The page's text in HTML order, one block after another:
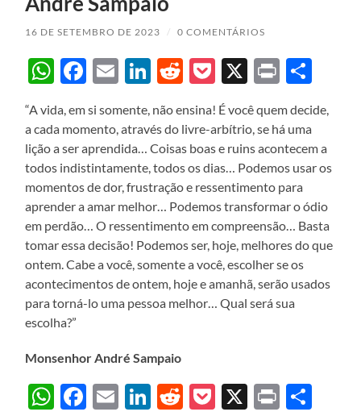
16 DE SETEMBRO DE 2023 / 0 COMENTÁRIOS
WhatsApp
Facebook
EmailLinkedIn
Reddit
Pocket
X Print
“A vida, em si somente, não ensina! É você quem decide,
a cada momento, através do livre-arbítrio, se há uma
lição a ser aprendida… Coisas boas e ruins acontecem a
todos indistintamente, todos os dias… Podemos usar os
momentos de dor, frustração e ressentimento para
aprender a amar melhor… Podemos transformar o ódio
em perdão… O ressentimento em compreensão… Basta
tomar essa decisão! Podemos ser, hoje, melhores do que
ontem. Cabe a você, somente a você, escolher se os
acontecimentos de ontem, hoje e amanhã, serão usados
para torná-lo uma pessoa melhor… Qual será sua
escolha?”
Monsenhor André Sampaio
WhatsApp
Facebook
EmailLinkedIn
Reddit
Pocket
X Print